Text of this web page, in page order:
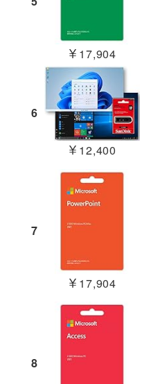
￥17,904
6
￥12,400
7
￥17,904
8